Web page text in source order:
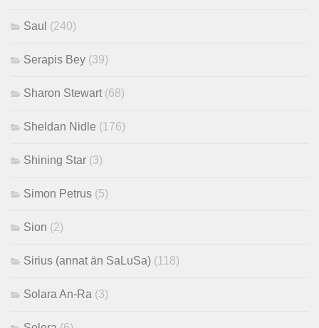
Saul (240)
Serapis Bey (39)
Sharon Stewart (68)
Sheldan Nidle (176)
Shining Star (3)
Simon Petrus (5)
Sion (2)
Sirius (annat än SaLuSa) (118)
Solara An-Ra (3)